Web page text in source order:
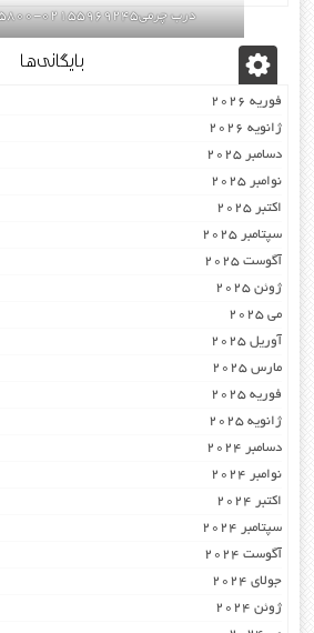
درب چرمی02155969245-09196375800
بایگانی‌ها
فوریه 2026
ژانویه 2026
دسامبر 2025
نوامبر 2025
اکتبر 2025
سپتامبر 2025
آگوست 2025
ژوئن 2025
می 2025
آوریل 2025
مارس 2025
فوریه 2025
ژانویه 2025
دسامبر 2024
نوامبر 2024
اکتبر 2024
سپتامبر 2024
آگوست 2024
جولای 2024
ژوئن 2024